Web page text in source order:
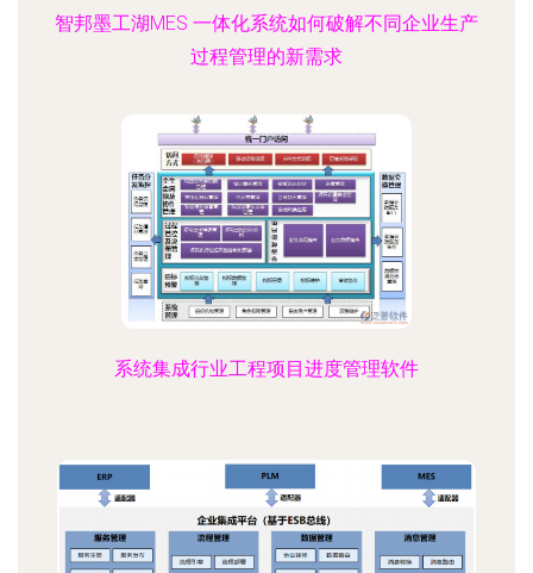
智邦墨工湖MES 一体化系统如何破解不同企业生产
过程管理的新需求
系统集成行业工程项目进度管理软件